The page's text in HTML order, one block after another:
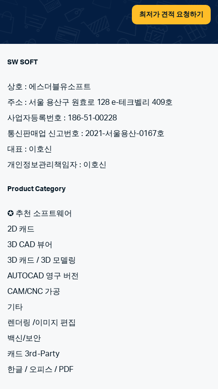
최저가 견적 요청하기
SW SOFT
상호 : 에스더블유소프트
주소 : 서울 용산구 원효로 128 e-테크벨리 409호
사업자등록번호 : 186-51-00228
통신판매업 신고번호 : 2021-서울용산-0167호
대표 : 이호신
개인정보관리책임자 : 이호신
Product Category
✪ 추천 소프트웨어
2D 캐드
3D CAD 뷰어
3D 캐드 / 3D 모델링
AUTOCAD 영구 버전
CAM/CNC 가공
기타
렌더링 /이미지 편집
백신/보안
캐드 3rd-Party
한글 / 오피스 / PDF